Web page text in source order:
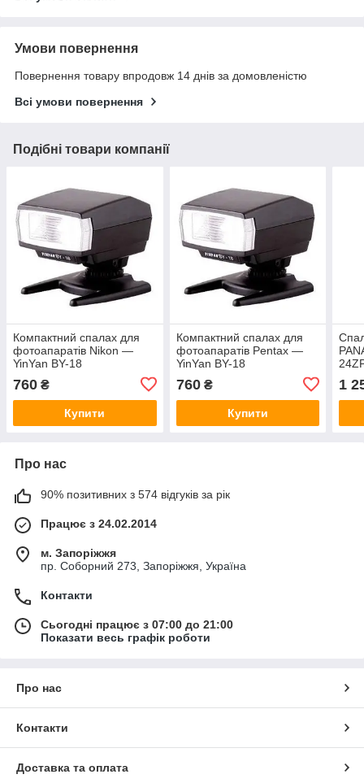
Умови повернення
Повернення товару впродовж 14 днів за домовленістю
Всі умови повернення
Подібні товари компанії
Компактний спалах для
фотоапаратів Nikon —
YinYan BY-18
760 ₴
Купити
Компактний спалах для
фотоапаратів Pentax —
YinYan BY-18
760₴
Купити
1
Про нас
90% позитивних з 574 відгуків за рік
Працює з 24.02.2014
м. Запоріжжя
пр. Соборний 273, Запоріжжя, Україна
Контакти
Сьогодні працює з 07:00 до 21:00
Показати весь графік роботи
Про нас
Контакти
Доставка та оплата